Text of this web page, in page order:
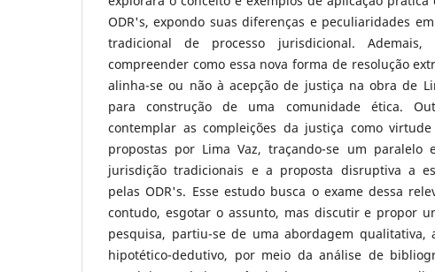
ODR's, expondo suas diferenças e peculiaridades
tradicional de processo jurisdicional. Ademais,
compreender como essa nova forma de resolução
alinha-se ou não à acepção de justiça na obra de
para construção de uma comunidade ética.
contemplar as compleições da justiça como
propostas por Lima Vaz, traçando-se um paralelo
jurisdição tradicionais e a proposta disruptiva a
pelas ODR's. Esse estudo busca o exame dessa
contudo, esgotar o assunto, mas discutir e propor
pesquisa, partiu-se de uma abordagem
hipotético-dedutivo, por meio da análise de